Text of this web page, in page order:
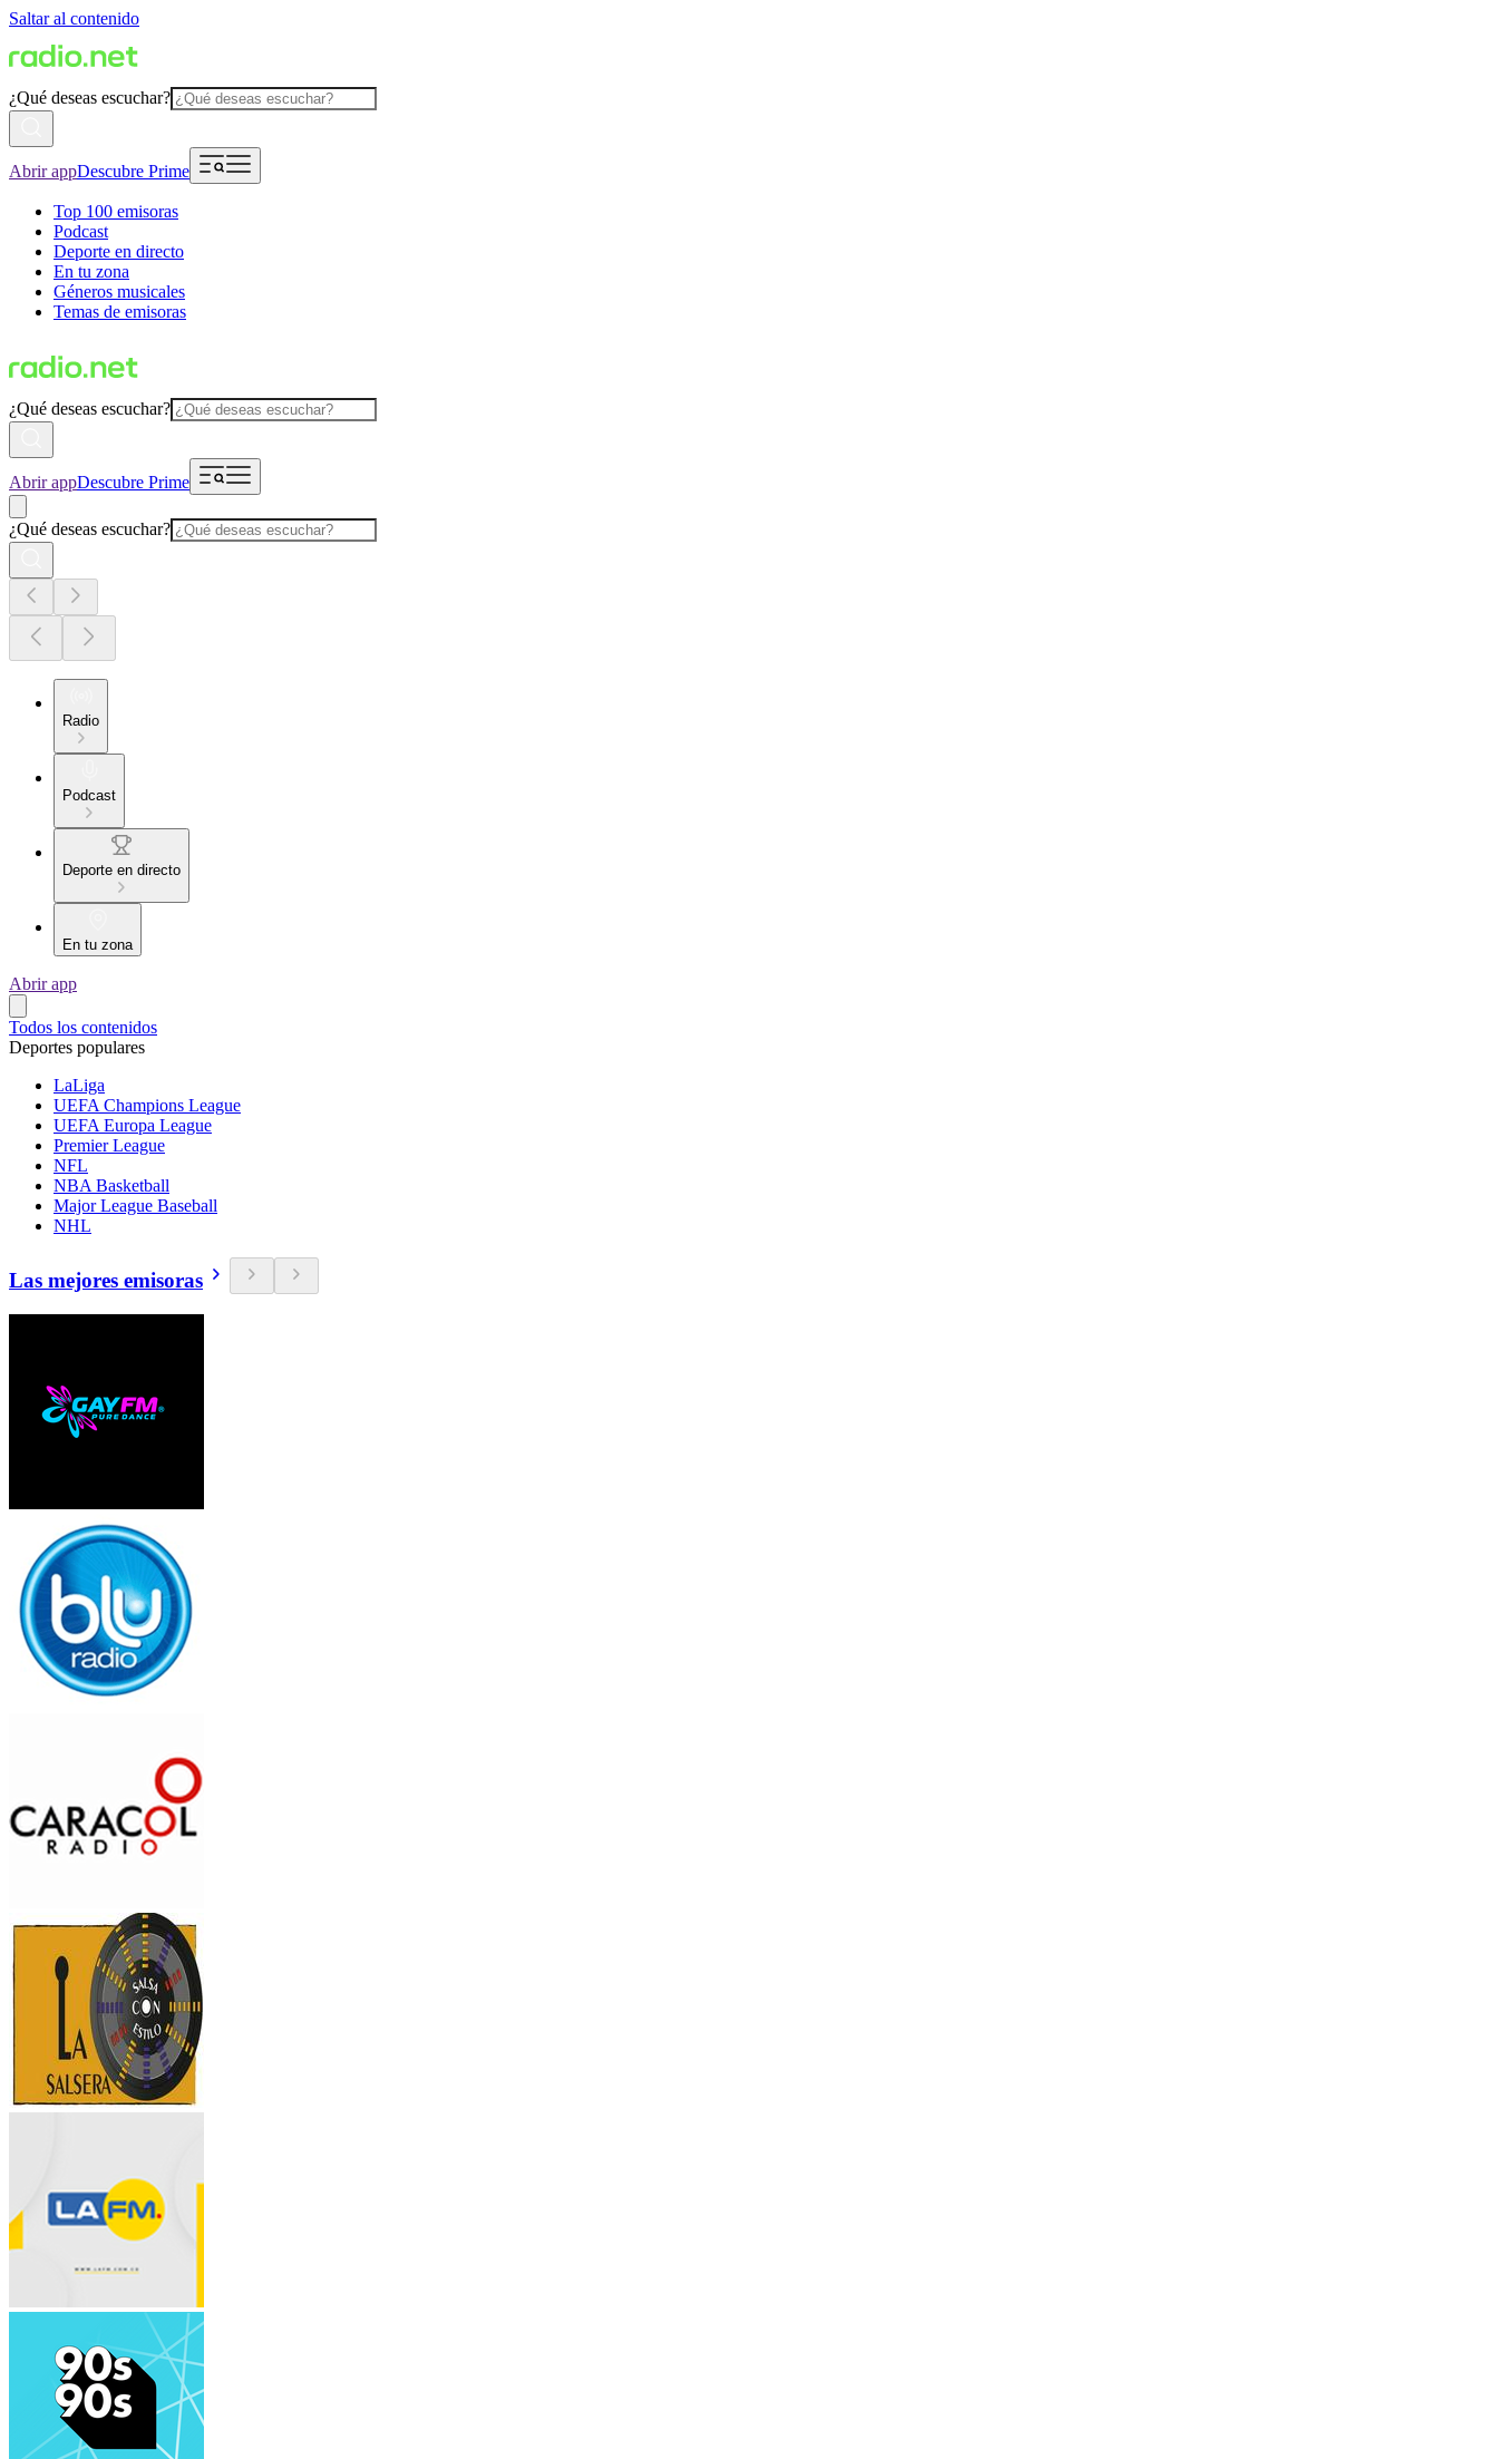
Saltar al contenido
¿Qué deseas escuchar?
Abrir appDescubre Prime
Top 100 emisoras
Podcast
Deporte en directo
En tu zona
Géneros musicales
Temas de emisoras
¿Qué deseas escuchar?
Abrir appDescubre Prime
¿Qué deseas escuchar?
Radio
Podcast
Deporte en directo
En tu zona
Abrir app
Todos los contenidos
Deportes populares
LaLiga
UEFA Champions League
UEFA Europa League
Premier League
NFL
NBA Basketball
Major League Baseball
NHL
Las mejores emisoras